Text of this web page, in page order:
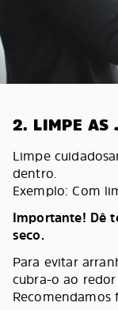
2. LIMPE AS
Limpe
dentro.
Exemplo: Com
Importante! Dê
seco.
Para evitar
cubra-o ao